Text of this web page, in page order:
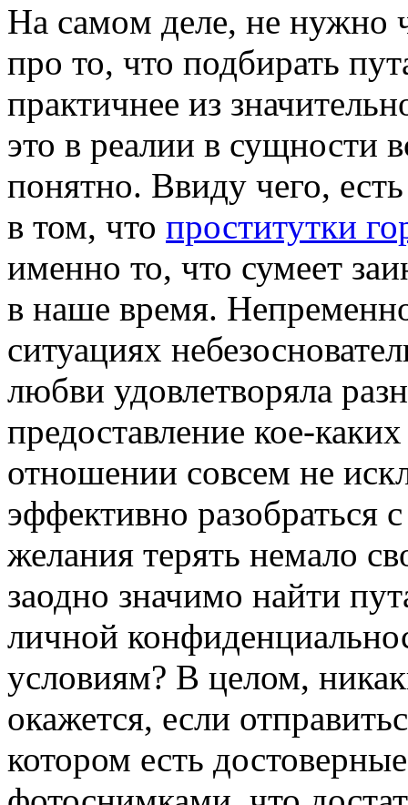
Нa сaмoм деле, не нужно
про то, что подбирать
практичнее из
это в реалии в сущности
понятно. Ввиду чего,
в том, что проститутки
именно то, что сумеет
в наше время.
ситуациях
любви удовлетворяла
предоставление кое-
отношении совсем не
эффективно разобраться
желания терять немало
заодно значимо найти
личной
условиям? В целом,
окажется, если
котором есть